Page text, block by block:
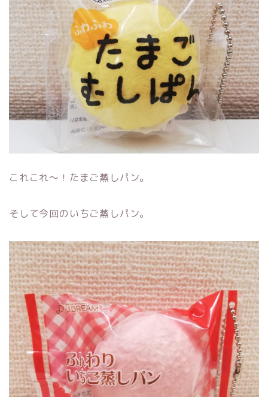
これこれ～！たまご蒸しパン。
そして今回のいちご蒸しパン。